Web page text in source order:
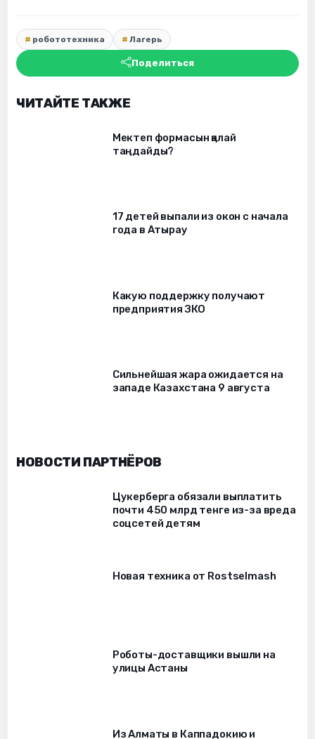
робототехника Лагерь
Поделиться
ЧИТАЙТЕ ТАКЖЕ
Мектеп формасын қалай
таңдайды?
17 детей выпали из окон c начала
года в Атырау
Какую поддержку получают
предприятия ЗКО
Сильнейшая жара ожидается на
западе Казахстана 9 августа
НОВОСТИ ПАРТНЁРОВ
Цукерберга обязали выплатить
почти 450 млрд тенге из-за вреда
соцсетей детям
Новая техника от Rostselmash
Роботы-доставщики вышли на
улицы Астаны
Из Алматы в Каппадокию и